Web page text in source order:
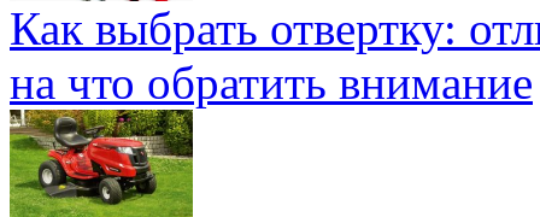
Как выбрать отвертку:
на что обратить внимание